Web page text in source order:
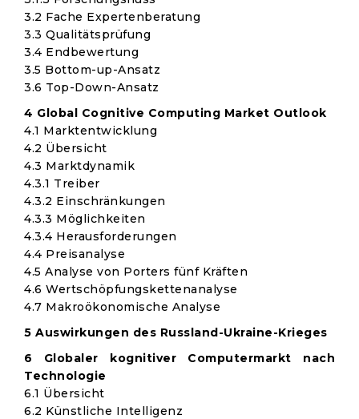
3.2 Fache Expertenberatung
3.3 Qualitätsprüfung
3.4 Endbewertung
3.5 Bottom-up-Ansatz
3.6 Top-Down-Ansatz
4 Global Cognitive Computing Market Outlook
4.1 Marktentwicklung
4.2 Übersicht
4.3 Marktdynamik
4.3.1 Treiber
4.3.2 Einschränkungen
4.3.3 Möglichkeiten
4.3.4 Herausforderungen
4.4 Preisanalyse
4.5 Analyse von Porters fünf Kräften
4.6 Wertschöpfungskettenanalyse
4.7 Makroökonomische Analyse
5 Auswirkungen des Russland-Ukraine-Krieges
6 Globaler kognitiver Computermarkt nach
Technologie
6.1 Übersicht
6.2 Künstliche Intelligenz